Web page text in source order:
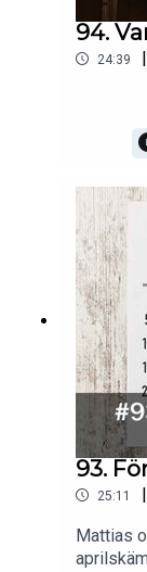
94.
24:39 |
93.
25:11 |
Mattias